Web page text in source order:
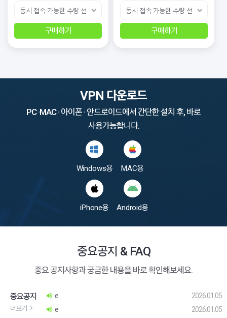
구매하기 구매하기
VPN 다운로드
PC ·MAC · 아이폰 · 안드로이드에서 간단한 설치 후, 바로
사용가능합니다.
Windows용 MAC용
iPhone용 Android용
중요공지 & FAQ
중요 공지사항과 궁금한 내용을 바로 확인해보세요.
중요공지
더보기
e 2026.01.05
e 2026.01.05